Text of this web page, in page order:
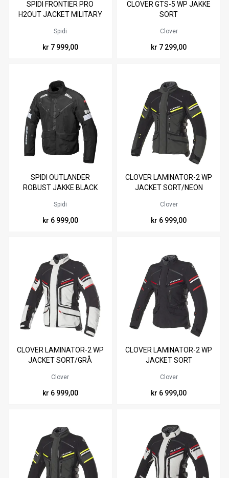
S M L XL XXL
3XL
SPIDI FRONTIER PRO
H2OUT JACKET MILITARY
Spidi
kr 7 999,00
XL XXL
CLOVER GTS-5 WP JAKKE
SORT
Clover
kr 7 299,00
XL 2XL
SPIDI OUTLANDER
ROBUST JAKKE BLACK
Spidi
kr 6 999,00
M L XL XXL
3XL
CLOVER LAMINATOR-2 WP
JACKET SORT/NEON
Clover
kr 6 999,00
M L XL XXL
CLOVER LAMINATOR-2 WP
JACKET SORT/GRÅ
Clover
kr 6 999,00
L XL XXL
CLOVER LAMINATOR-2 WP
JACKET SORT
Clover
kr 6 999,00